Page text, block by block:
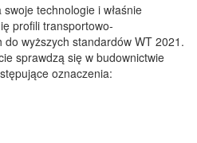
technologie i właśnie
profili transportowo-
wyższych standardów WT 2021.
sprawdzą się w budownictwie
oznaczenia: